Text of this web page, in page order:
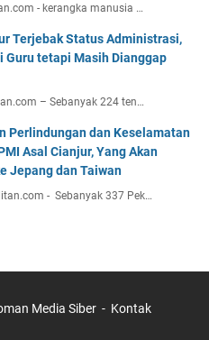
- kerangka manusia …
Terjebak Status Administrasi,
Guru tetapi Masih Dianggap
– Sebanyak 224 ten…
Perlindungan dan Keselamatan
Asal Cianjur, Yang Akan
Jepang dan Taiwan
- Sebanyak 337 Pek…
Media Siber Kontak